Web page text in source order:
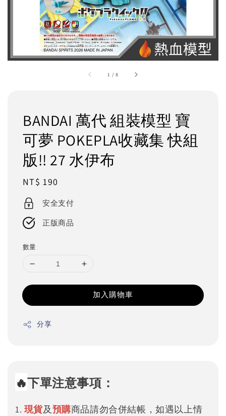
1 /8
BANDAI 萬代 組裝模型 寶
可夢 POKEPLA收藏集 快組
版!! 27 水伊布
Regular
price
NT$ 190
安全支付
正版商品
數量
加入購物車
分享
🔥下單注意事項：
1. 現貨及預購商品請勿合併結帳，如遇以上情